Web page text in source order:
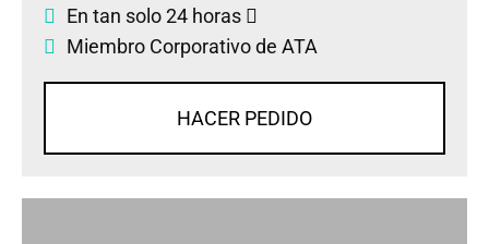
En tan solo 24 horas
Miembro Corporativo de ATA
HACER PEDIDO